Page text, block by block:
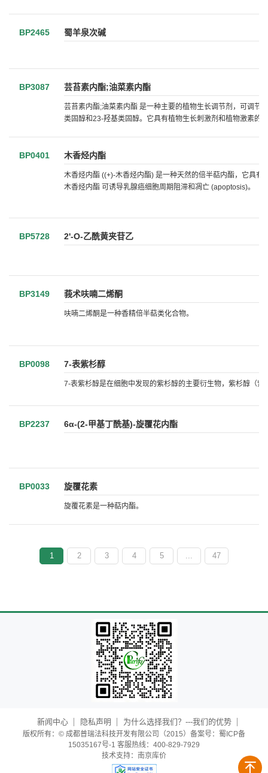
BP2465 蜀羊泉次碱
BP3087 芸苔素内酯;油菜素内酯
芸苔素内酯;油菜素内酯 是一种主要的植物生长调节剂，可调
类固醇和23-羟基类固醇。它具有植物生长刺激剂和植物激素的
BP0401 木香烃内酯
木香烃内酯 ((+)-木香烃内酯) 是一种天然的倍半萜内酯，它具
木香烃内酯 可诱导乳腺癌细胞周期阻滞和凋亡 (apoptosis)。
BP5728 2'-O-乙酰黄夹苷乙
BP3149 莪术呋喃二烯酮
呋喃二烯酮是一种香精倍半萜类化合物。
BP0098 7-表紫杉醇
7-表紫杉醇是在细胞中发现的紫杉醇的主要衍生物，紫杉醇（
BP2237 6α-(2-甲基丁酰基)-旋覆花内酯
BP0033 旋覆花素
旋覆花素是一种萜内酯。
1 2 3 4 5 ... 47
新闻中心 隐私声明 为什么选择我们？---我们的优势
版权所有：© 成都普瑞法科技开发有限公司（2015）备案号：蜀ICP备
15035167号-1 客服热线：400-829-7929
技术支持： 南京库价